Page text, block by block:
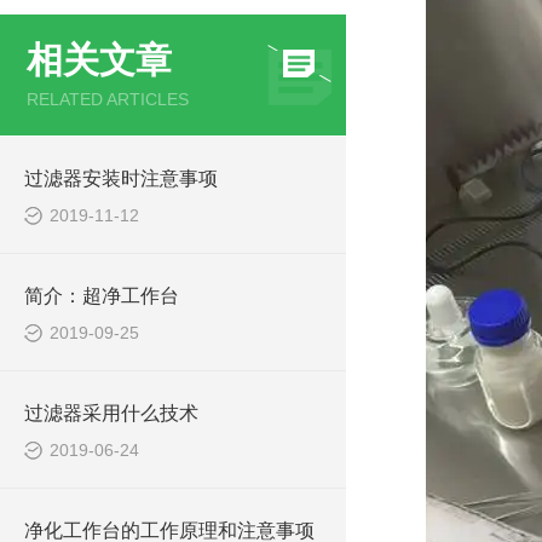
相关文章
RELATED ARTICLES
过滤器安装时注意事项
2019-11-12
简介：超净工作台
2019-09-25
过滤器采用什么技术
2019-06-24
净化工作台的工作原理和注意事项